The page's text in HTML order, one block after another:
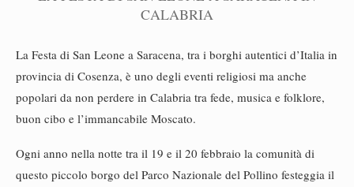
CALABRIA
La Festa di San Leone a Saracena, tra i borghi autentici d’Italia in
provincia di Cosenza, è uno degli eventi religiosi ma anche
popolari da non perdere in Calabria tra fede, musica e folklore,
buon cibo e l’immancabile Moscato.
Ogni anno nella notte tra il 19 e il 20 febbraio la comunità di
questo piccolo borgo del Parco Nazionale del Pollino festeggia il